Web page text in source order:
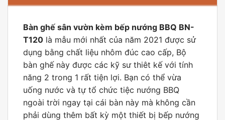
Bàn ghế sân vườn kèm bếp nướng BBQ BN-
T120 là mẫu mới nhất của năm 2021 được sử
dụng bằng chất liệu nhôm đúc cao cấp, Bộ
bàn ghế này được các kỹ sư thiêt kế với tính
năng 2 trong 1 rất tiện lợi. Bạn có thể vừa
uống nước và tự tổ chức tiệc nướng BBQ
ngoài trời ngay tại cái bàn này mà không cần
phải dùng thêm bất kỳ một thiết bị bếp nướng